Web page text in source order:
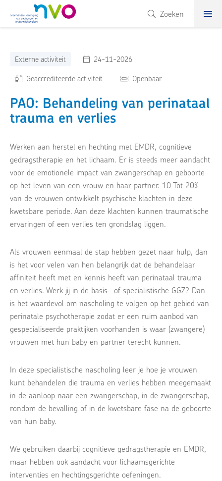
NVO Zoeken
Externe activiteit
24-11-2026
Geaccrediteerde activiteit
Openbaar
PAO: Behandeling van perinataal
trauma en verlies
Werken aan herstel en hechting met EMDR, cognitieve
gedragstherapie en het lichaam. Er is steeds meer aandacht
voor de emotionele impact van zwangerschap en geboorte
op het leven van een vrouw en haar partner. 10 Tot 20%
van de vrouwen ontwikkelt psychische klachten in deze
kwetsbare periode. Aan deze klachten kunnen traumatische
ervaringen of een verlies ten grondslag liggen.
Als vrouwen eenmaal de stap hebben gezet naar hulp, dan
is het voor velen van hen belangrijk dat de behandelaar
affiniteit heeft met en kennis heeft van perinataal trauma
en verlies. Werk jij in de basis- of specialistische GGZ? Dan
is het waardevol om nascholing te volgen op het gebied van
perinatale psychotherapie zodat er een ruim aanbod van
gespecialiseerde praktijken voorhanden is waar (zwangere)
vrouwen met hun baby en partner terecht kunnen.
In deze specialistische nascholing leer je hoe je vrouwen
kunt behandelen die trauma en verlies hebben meegemaakt
in de aanloop naar een zwangerschap, in de zwangerschap,
rondom de bevalling of in de kwetsbare fase na de geboorte
van hun baby.
We gebruiken daarbij cognitieve gedragstherapie en EMDR,
maar hebben ook aandacht voor lichaamsgerichte
interventies en hechtingsgerichte oefeningen.